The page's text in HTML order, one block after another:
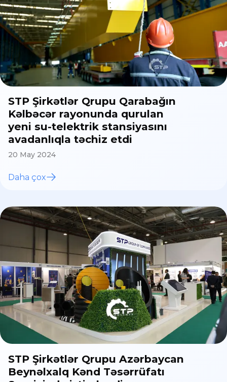
STP Şirkətlər Qrupu Qarabağın
Kəlbəcər rayonunda qurulan
yeni su-telektrik stansiyasını
avadanlıqla təchiz etdi
20 May 2024
Daha çox
STP Şirkətlər Qrupu Azərbaycan
Beynəlxalq Kənd Təsərrüfatı